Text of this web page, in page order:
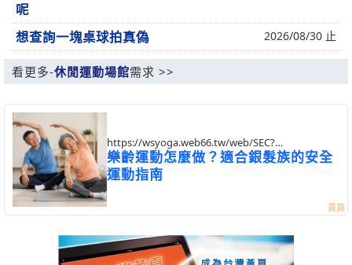
呢
想查詢一塊桌球拍真偽 2026/08/30 止
看更多-休閒運動場館需求 >>
https://wsyoga.web66.tw/web/SEC?
postId=1357204
樂齡運動怎麼做？適合銀髮族的安全
運動指南